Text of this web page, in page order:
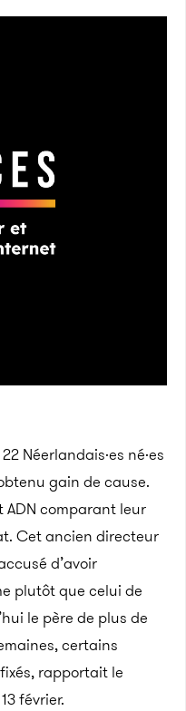
Néerlandais·es né·es
gain de cause.
comparant leur
Cet ancien directeur
d’avoir
plutôt que celui de
le père de plus de
certains
rapportait le
février.